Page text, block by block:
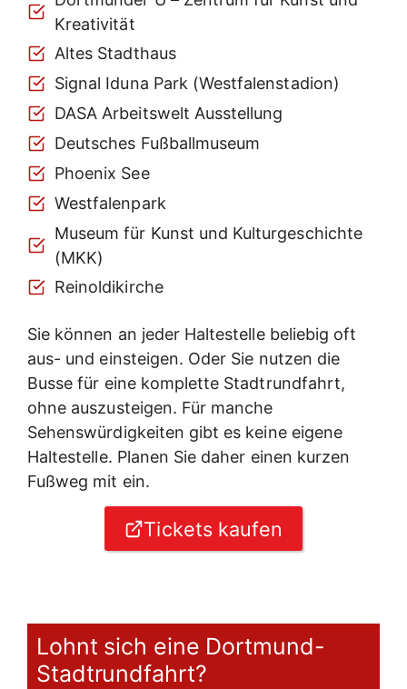
Kreativität
Altes Stadthaus
Signal Iduna Park (Westfalenstadion)
DASA Arbeitswelt Ausstellung
Deutsches Fußballmuseum
Phoenix See
Westfalenpark
Museum für Kunst und Kulturgeschichte
(MKK)
Reinoldikirche
Sie können an jeder Haltestelle beliebig oft
aus- und einsteigen. Oder Sie nutzen die
Busse für eine komplette Stadtrundfahrt,
ohne auszusteigen. Für manche
Sehenswürdigkeiten gibt es keine eigene
Haltestelle. Planen Sie daher einen kurzen
Fußweg mit ein.
Tickets kaufen
Lohnt sich eine Dortmund-
Stadtrundfahrt?